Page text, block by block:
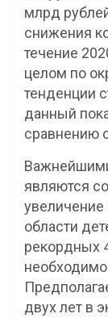
млрд
снижения
течение
целом по
тенденции
данный
сравнению
являются
области
рекордных
двух лет в